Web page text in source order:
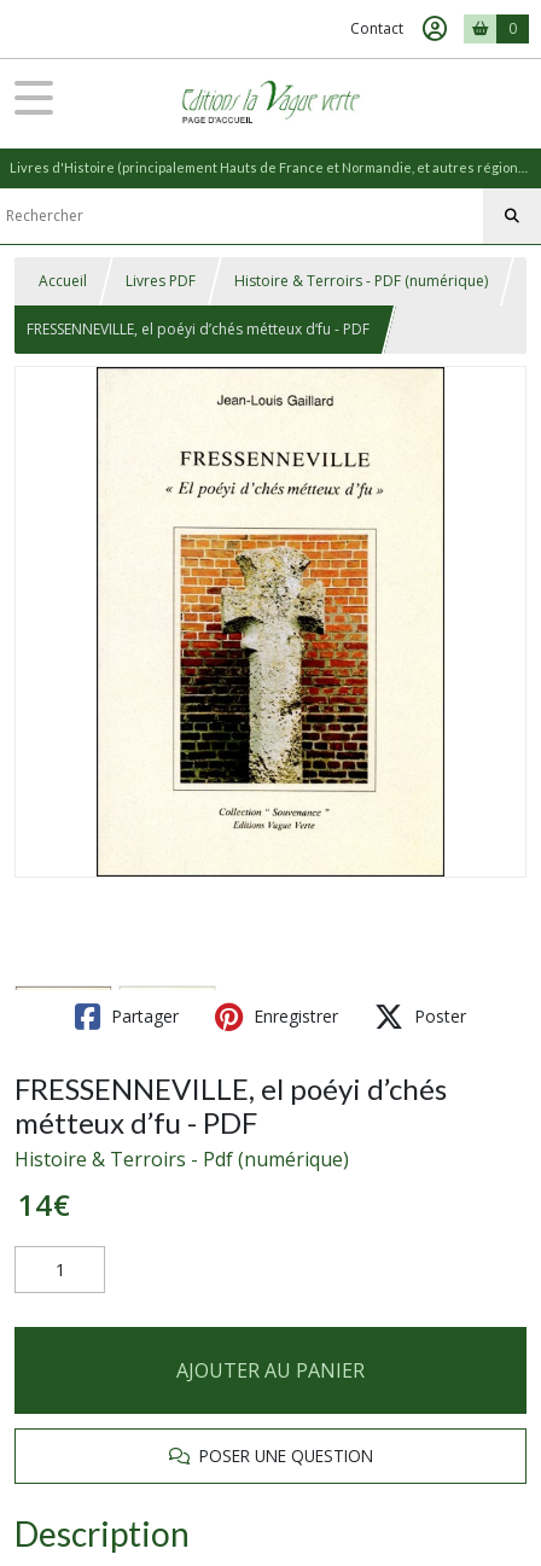
Contact 0
Accueil Livres PDF Histoire & Terroirs - PDF (numérique)
FRESSENNEVILLE, el poéyi d’chés métteux d’fu - PDF
Partager Enregistrer Poster
FRESSENNEVILLE, el poéyi d’chés
métteux d’fu - PDF
Histoire & Terroirs - Pdf (numérique)
14€
AJOUTER AU PANIER
POSER UNE QUESTION
Description